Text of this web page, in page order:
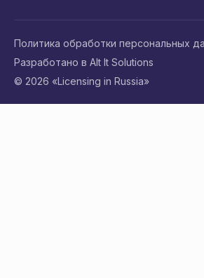
© 2026 «Licensing in Russia»
Политика обработки персональных
Разработано в Alt It Solutions